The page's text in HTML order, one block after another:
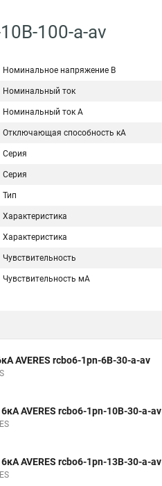
100-a-av
Номинальное напряжение В
Номинальный ток
Номинальный ток A
Отключающая способность кА
Серия
Серия
Тип
Характеристика
Характеристика
Чувствительность
Чувствительность мА
AVERES rcbo6-1pn-6B-30-a-av
AVERES rcbo6-1pn-10B-30-a-av
AVERES rcbo6-1pn-13B-30-a-av